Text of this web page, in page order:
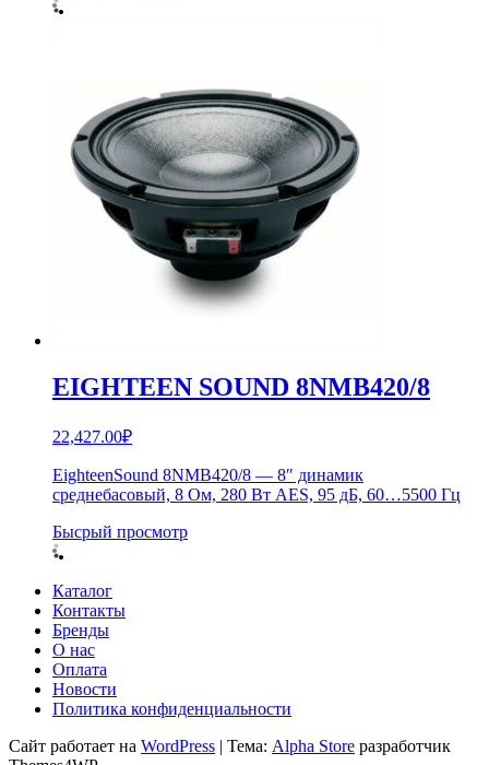
EIGHTEEN SOUND 8NMB420/8
22,427.00₽
EighteenSound 8NMB420/8 — 8″ динамик
среднебасовый, 8 Ом, 280 Вт AES, 95 дБ, 60…5500 Гц
Бысрый просмотр
Каталог
Контакты
Бренды
О нас
Оплата
Новости
Политика конфиденциальности
Сайт работает на WordPress | Тема: Alpha Store разработчик